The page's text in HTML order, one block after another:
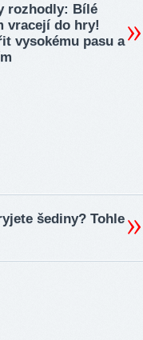
rozhodly: Bílé
vracejí do hry!
vysokému pasu a
šediny? Tohle